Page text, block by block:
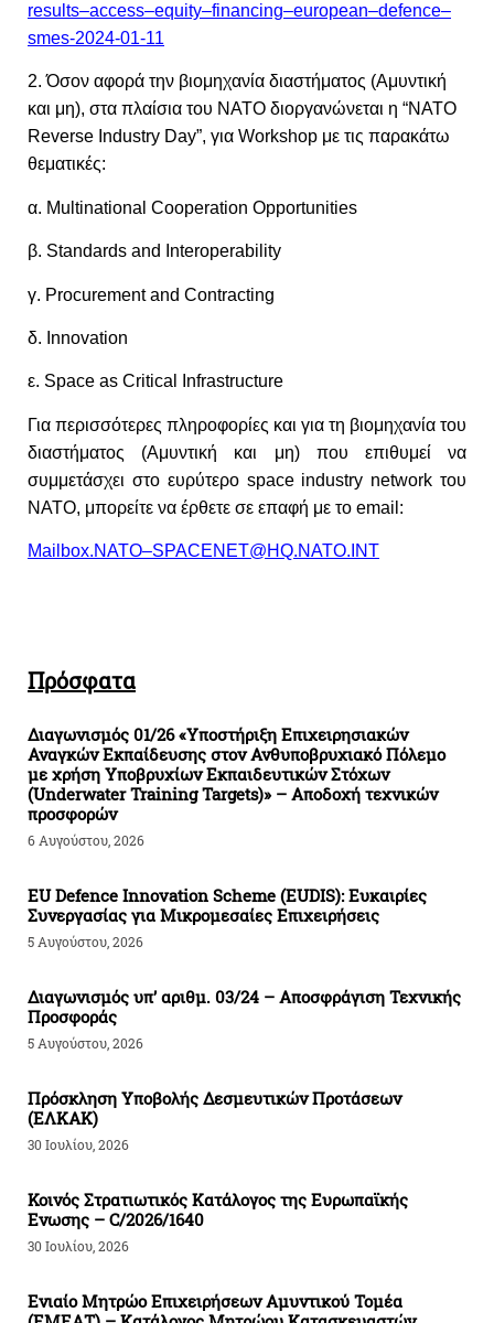
results–access–equity–financing–european–defence–
smes-2024-01-11
2. Όσον αφορά την βιομηχανία διαστήματος (Αμυντική
και μη), στα πλαίσια του ΝΑΤΟ διοργανώνεται η “ΝΑΤΟ
Reverse Industry Day”, για Workshop με τις παρακάτω
θεματικές:
α. Multinational Cooperation Opportunities
β. Standards and Interoperability
γ. Procurement and Contracting
δ. Innovation
ε. Space as Critical Infrastructure
Για περισσότερες πληροφορίες και για τη βιομηχανία του
διαστήματος (Αμυντική και μη) που επιθυμεί να
συμμετάσχει στο ευρύτερο space industry network του
ΝΑΤΟ, μπορείτε να έρθετε σε επαφή με το email :
Mailbox.NATO–SPACENET@HQ.NATO. INT
Πρόσφατα
Διαγωνισμός 01/26 «Υποστήριξη Επιχειρησιακών
Αναγκών Εκπαίδευσης στον Ανθυποβρυχιακό Πόλεμο
με χρήση Υποβρυχίων Εκπαιδευτικών Στόχων
(Underwater Training Targets)» – Αποδοχή τεχνικών
προσφορών
6 Αυγούστου, 2026
EU Defence Innovation Scheme (EUDIS): Ευκαιρίες
Συνεργασίας για Μικρομεσαίες Επιχειρήσεις
5 Αυγούστου, 2026
Διαγωνισμός υπ’ αριθμ. 03/24 – Αποσφράγιση Τεχνικής
Προσφοράς
5 Αυγούστου, 2026
Πρόσκληση Υποβολής Δεσμευτικών Προτάσεων
(ΕΛΚΑΚ)
30 Ιουλίου, 2026
Κοινός Στρατιωτικός Κατάλογος της Ευρωπαϊκής
Ενωσης – C/2026/1640
30 Ιουλίου, 2026
Ενιαίο Μητρώο Επιχειρήσεων Αμυντικού Τομέα